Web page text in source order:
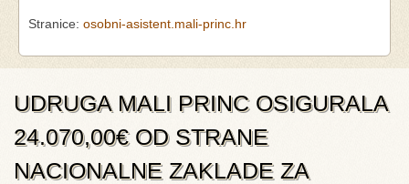
Stranice: osobni-asistent.mali-princ.hr
UDRUGA MALI PRINC OSIGURALA
24.070,00€ OD STRANE
NACIONALNE ZAKLADE ZA